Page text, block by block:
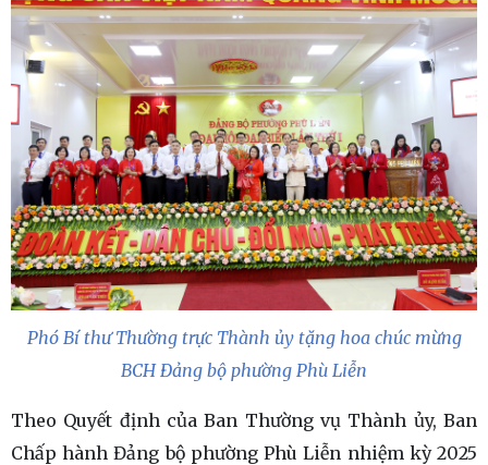
Phó Bí thư Thường trực Thành ủy tặng hoa chúc mừng
BCH Đảng bộ phường Phù Liễn
Theo Quyết định của Ban Thường vụ Thành ủy, Ban
Chấp hành Đảng bộ phường Phù Liễn nhiệm kỳ 2025